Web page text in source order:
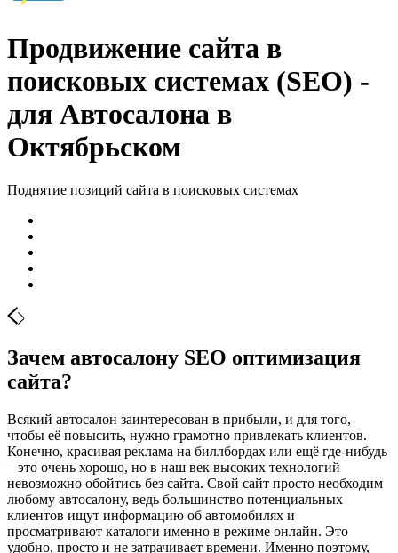
Продвижение сайта в
поисковых системах (SEO) -
для Автосалона в
Октябрьском
Поднятие позиций сайта в поисковых системах
Зачем автосалону SЕО оптимизация
сайта?
Всякий автосалон заинтересован в прибыли, и для того,
чтобы её повысить, нужно грамотно привлекать клиентов.
Конечно, красивая реклама на биллбордах или ещё где-нибудь
– это очень хорошо, но в наш век высоких технологий
невозможно обойтись без сайта. Свой сайт просто необходим
любому автосалону, ведь большинство потенциальных
клиентов ищут информацию об автомобилях и
просматривают каталоги именно в режиме онлайн. Это
удобно, просто и не затрачивает времени. Именно поэтому,